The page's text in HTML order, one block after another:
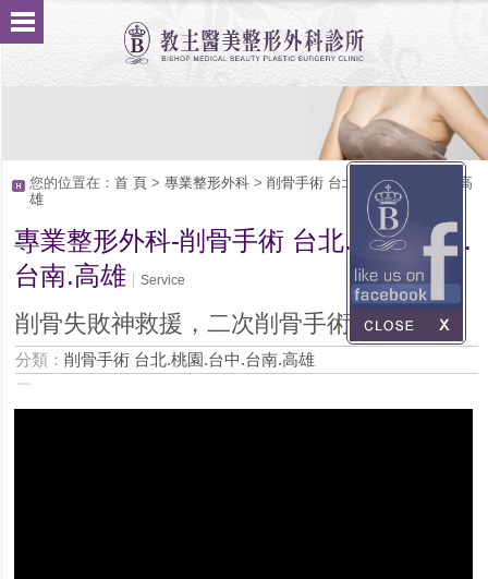
您的位置在： 首 頁> 專業整形外科> 削骨手術 台北.桃園.台中.台南.高
雄
專業整形外科-削骨手術 台北.桃園.台中.
台南.高雄
Service
削骨失敗神救援，二次削骨手術的精準度
分類： 削骨手術 台北.桃園.台中.台南.高雄